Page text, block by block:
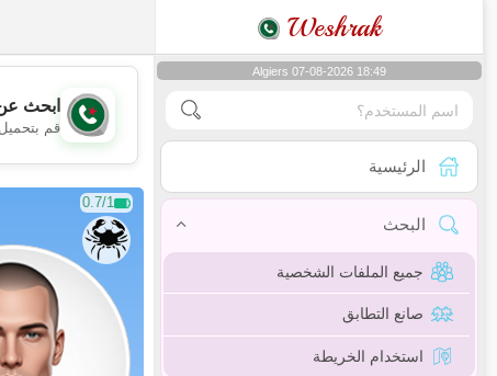
Weshrak
Algiers 07-08-2026 18:49
الرئيسية
البحث
جميع الملفات الشخصية
صانع التطابق
استخدام الخريطة
ابحث
قم
0.7/1